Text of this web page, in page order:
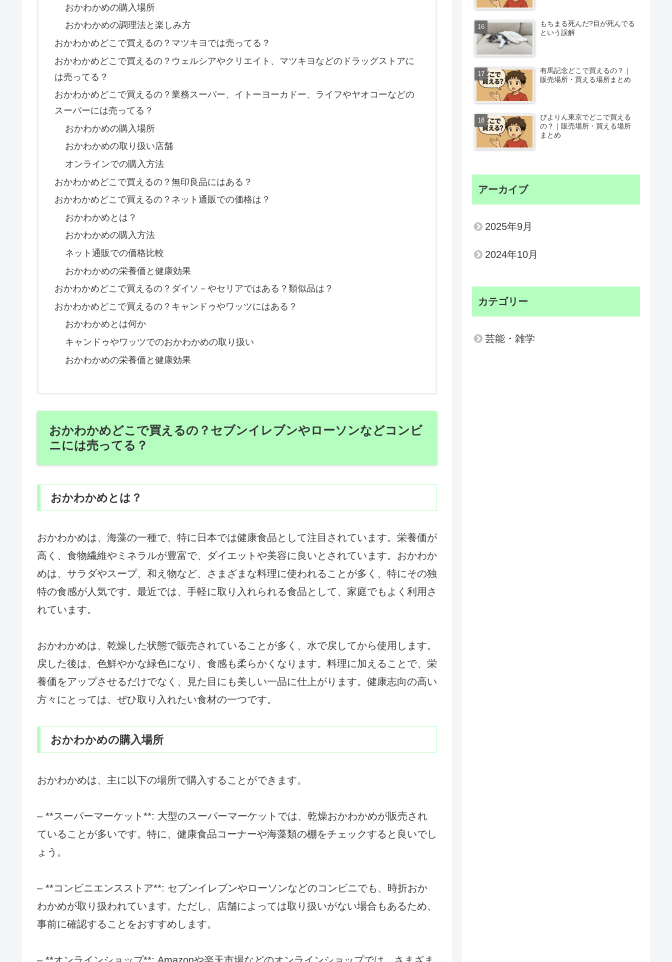
おかわかめの購入場所
おかわかめの調理法と楽しみ方
おかわかめどこで買えるの？マツキヨでは売ってる？
おかわかめどこで買えるの？ウェルシアやクリエイト、マツキヨなどのドラッグストアに
は売ってる？
おかわかめどこで買えるの？業務スーパー、イトーヨーカドー、ライフやヤオコーなどの
スーパーには売ってる？
おかわかめの購入場所
おかわかめの取り扱い店舗
オンラインでの購入方法
おかわかめどこで買えるの？無印良品にはある？
おかわかめどこで買えるの？ネット通販での価格は？
おかわかめとは？
おかわかめの購入方法
ネット通販での価格比較
おかわかめの栄養価と健康効果
おかわかめどこで買えるの？ダイソ－やセリアではある？類似品は？
おかわかめどこで買えるの？キャンドゥやワッツにはある？
おかわかめとは何か
キャンドゥやワッツでのおかわかめの取り扱い
おかわかめの栄養価と健康効果
おかわかめどこで買えるの？セブンイレブンやローソンなどコンビ
ニには売ってる？
おかわかめとは？
おかわかめは、海藻の一種で、特に日本では健康食品として注目されています。栄養価が
高く、食物繊維やミネラルが豊富で、ダイエットや美容に良いとされています。おかわか
めは、サラダやスープ、和え物など、さまざまな料理に使われることが多く、特にその独
特の食感が人気です。最近では、手軽に取り入れられる食品として、家庭でもよく利用さ
れています。
おかわかめは、乾燥した状態で販売されていることが多く、水で戻してから使用します。
戻した後は、色鮮やかな緑色になり、食感も柔らかくなります。料理に加えることで、栄
養価をアップさせるだけでなく、見た目にも美しい一品に仕上がります。健康志向の高い
方々にとっては、ぜひ取り入れたい食材の一つです。
おかわかめの購入場所
おかわかめは、主に以下の場所で購入することができます。
– **スーパーマーケット**: 大型のスーパーマーケットでは、乾燥おかわかめが販売され
ていることが多いです。特に、健康食品コーナーや海藻類の棚をチェックすると良いでし
ょう。
– **コンビニエンスストア**: セブンイレブンやローソンなどのコンビニでも、時折おか
わかめが取り扱われています。ただし、店舗によっては取り扱いがない場合もあるため、
事前に確認することをおすすめします。
もちまる死んだ?目が死んでる
という誤解
有馬記念どこで買えるの？｜
販売場所・買える場所まとめ
ぴよりん東京でどこで買える
の？｜販売場所・買える場所
まとめ
アーカイブ
2025年9月
2024年10月
カテゴリー
芸能・雑学